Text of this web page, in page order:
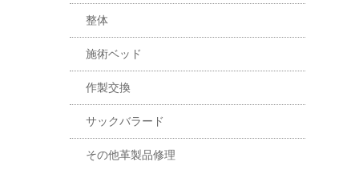
整体
施術ベッド
作製交換
サックバラード
その他革製品修理